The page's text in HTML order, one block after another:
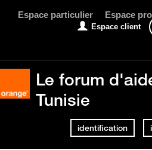
Espace particulier Espace pro
Espace client
Le forum
Tunisie
identification